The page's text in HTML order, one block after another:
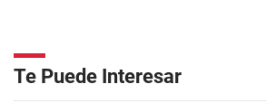
Te Puede Interesar